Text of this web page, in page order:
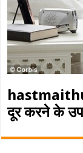
दूर करने के